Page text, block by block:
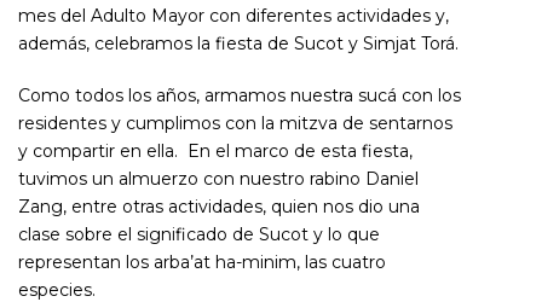
mes del Adulto Mayor con diferentes actividades y,
además, celebramos la fiesta de Sucot y Simjat Torá.
Como todos los años, armamos nuestra sucá con los
residentes y cumplimos con la mitzva de sentarnos
y compartir en ella. En el marco de esta fiesta,
tuvimos un almuerzo con nuestro rabino Daniel
Zang, entre otras actividades, quien nos dio una
clase sobre el significado de Sucot y lo que
representan los arba’at ha-minim, las cuatro
especies.